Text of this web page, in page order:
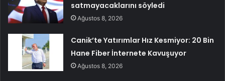
satmayacaklarını söyledi
Ağustos 8, 2026
Canik’te Yatırımlar Hız Kesmiyor: 20 Bin
Hane Fiber İnternete Kavuşuyor
Ağustos 8, 2026